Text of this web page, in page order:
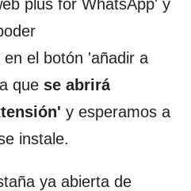
plus for WhatsApp' y
el botón 'añadir a
que se abrirá
y esperamos a
instale.
ya abierta de